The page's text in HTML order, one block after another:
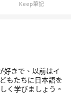
Keep筆記
好きで、以前はイ
もたちに日本語を
く学びましょう。